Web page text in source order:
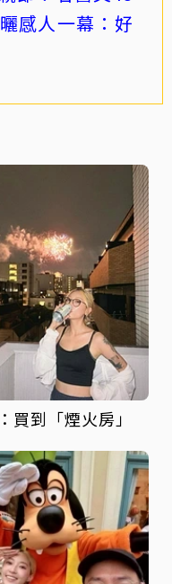
感人一幕：好
買到「煙火房」